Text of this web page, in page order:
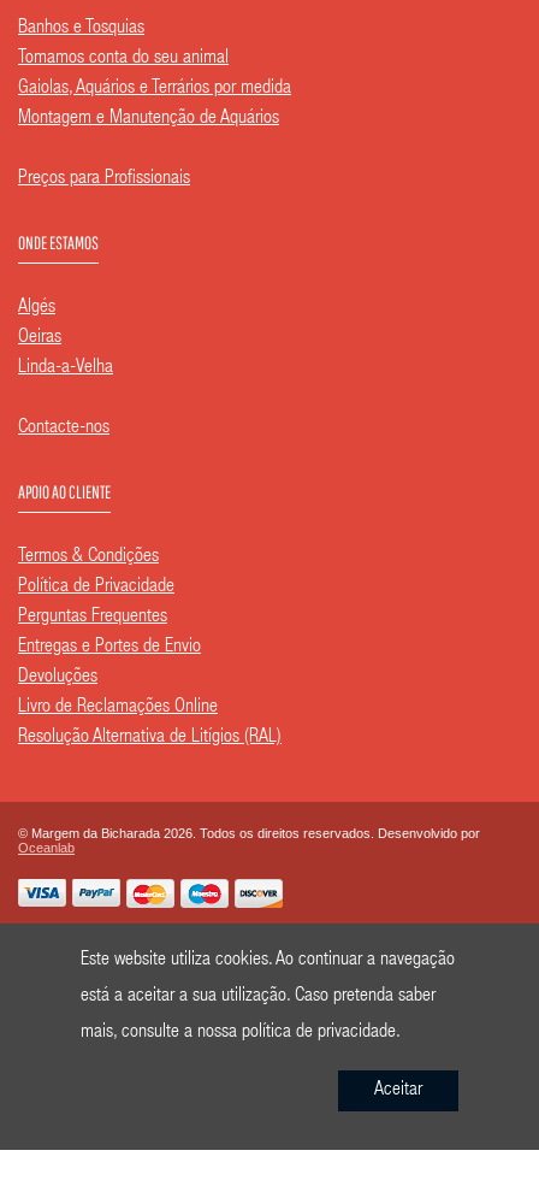
Banhos e Tosquias
Tomamos conta do seu animal
Gaiolas, Aquários e Terrários por medida
Montagem e Manutenção de Aquários
Preços para Profissionais
ONDE ESTAMOS
Algés
Oeiras
Linda-a-Velha
Contacte-nos
APOIO AO CLIENTE
Termos & Condições
Política de Privacidade
Perguntas Frequentes
Entregas e Portes de Envio
Devoluções
Livro de Reclamações Online
Resolução Alternativa de Litígios (RAL)
© Margem da Bicharada 2026. Todos os direitos reservados. Desenvolvido por
Oceanlab
Este website utiliza cookies. Ao continuar a navegação
está a aceitar a sua utilização. Caso pretenda saber
mais, consulte a nossapolítica de privacidade.
Aceitar